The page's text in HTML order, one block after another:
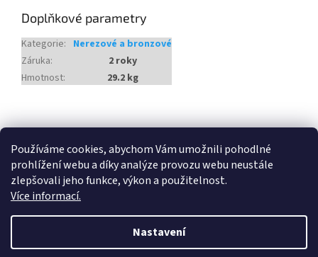
Používáme cookies, abychom Vám umožnili pohodlné
prohlížení webu a díky analýze provozu webu neustále
zlepšovali jeho funkce, výkon a použitelnost.
Více informací.
Nastavení
Doplňkové parametry
Kategorie: Nerezové a bronzové
Záruka:
2 roky
Hmotnost: 29.2 kg
á
Vytvořil Shoptet